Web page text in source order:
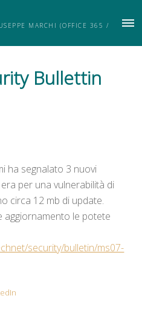
MARCHI (OFFICE 365 /
Bullettin
ha segnalato 3 nuovi
per una vulnerabilità di
circa 12 mb di update.
aggiornamento le potete
security/bulletin/ms07-